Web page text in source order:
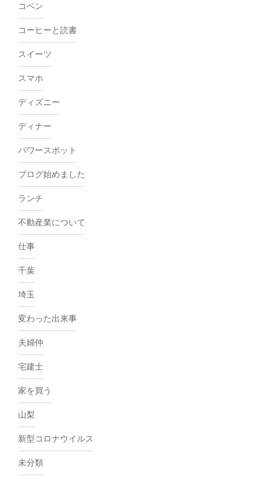
コペン
コーヒーと読書
スイーツ
スマホ
ディズニー
ディナー
パワースポット
ブログ始めました
ランチ
不動産業について
仕事
千葉
埼玉
変わった出来事
夫婦仲
宅建士
家を買う
山梨
新型コロナウイルス
未分類